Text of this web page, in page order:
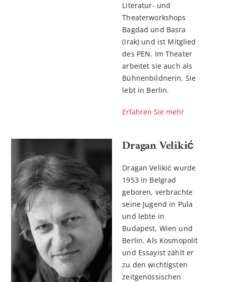
Literatur- und
Theaterworkshops
Bagdad und Basra
(Irak) und ist Mitglied
des PEN. Im Theater
arbeitet sie auch als
Bühnenbildnerin. Sie
lebt in Berlin.
Erfahren Sie mehr
Dragan Velikić
Dragan Velikić wurde
1953 in Belgrad
geboren, verbrachte
seine Jugend in Pula
und lebte in
Budapest, Wien und
Berlin. Als Kosmopolit
und Essayist zählt er
zu den wichtigsten
zeitgenössischen